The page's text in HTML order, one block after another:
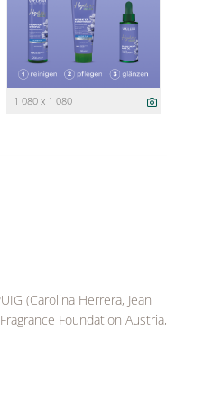
1 080 x 1 080
(Carolina Herrera, Jean
Foundation Austria,